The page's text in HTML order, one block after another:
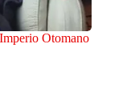
Otomano